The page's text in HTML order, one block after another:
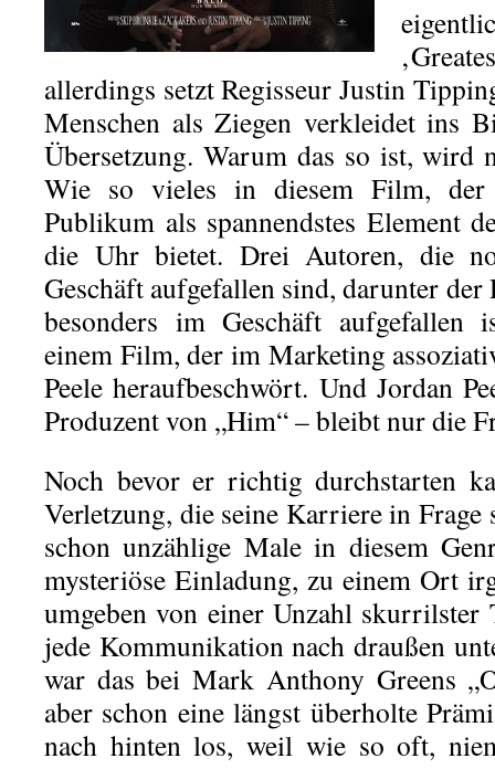
allerdings setzt Regisseur Justin
Menschen als Ziegen verkleidet ins
Übersetzung. Warum das so ist,
Wie so vieles in diesem Film, der
Publikum als spannendstes Element
die Uhr bietet. Drei Autoren, die
Geschäft aufgefallen sind, darunter der
besonders im Geschäft aufgefallen
einem Film, der im Marketing
Peele heraufbeschwört. Und Jordan
Produzent von „Him“ – bleibt nur die
Noch bevor er richtig durchstarten
Verletzung, die seine Karriere in Frage
schon unzählige Male in diesem
mysteriöse Einladung, zu einem Ort
umgeben von einer Unzahl
jede Kommunikation nach draußen
war das bei Mark Anthony Greens
aber schon eine längst überholte
nach hinten los, weil wie so oft,